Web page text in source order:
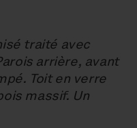
traité avec
arrière, avant
Toit en verre
massif. Un